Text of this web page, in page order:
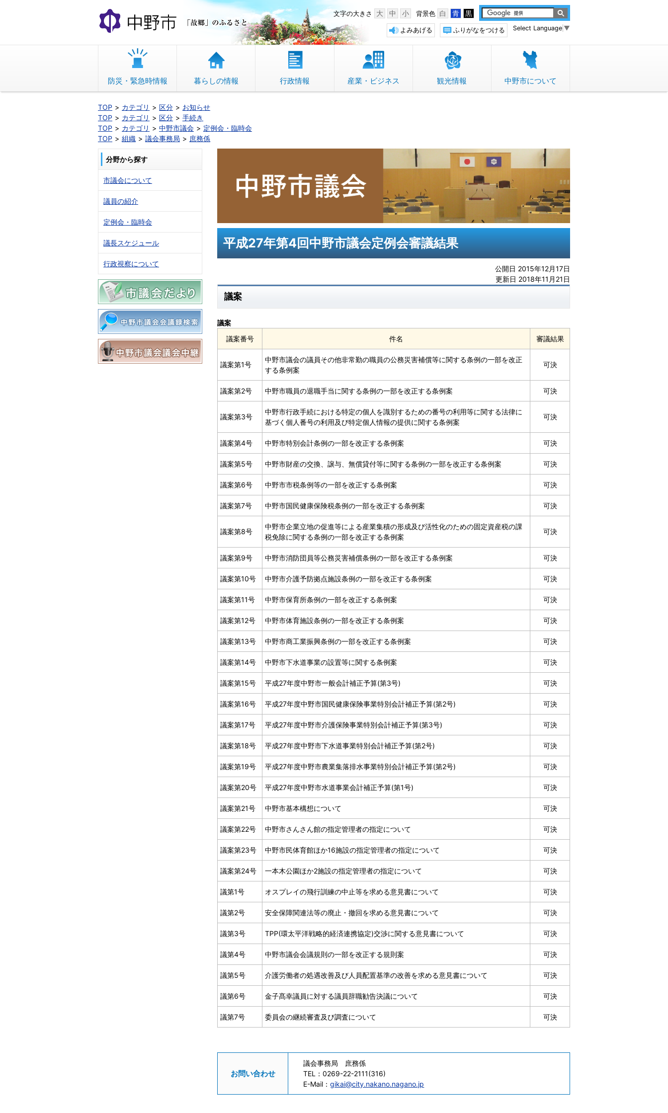
文
へ
動
中野市 「故郷」のふるさと 背景色 白 青 黒
文字の大きさ 大 中 小
Select Language ▼
ふりがなをつける
よみあげる
防災・緊急時情報 暮らしの情報 行政情報 産業・ビジネス 観光情報 中野市について
TOP カテゴリ 区分
お知らせ
TOP
カテゴリ 区分
手続き
TOP
カテゴリ 中野市議会
定例会・臨時会
TOP
組織 議会事務局 庶務係
平成27年第4回中野市議会定例会審議結果
公開日 2015年12月17日
更新日 2018年11月21日
議案
議案番号 件名 審議結果
議案
議案第1号
中野市議会の議員その他非常勤の職員の公務災害補償等に関する条例の一部を改正
する条例案
可決
議案第2号 中野市職員の退職手当に関する条例の一部を改正する条例案 可決
議案第3号
中野市行政手続における特定の個人を識別するための番号の利用等に関する法律に
基づく個人番号の利用及び特定個人情報の提供に関する条例案
可決
議案第4号 中野市特別会計条例の一部を改正する条例案 可決
議案第5号 中野市財産の交換、譲与、無償貸付等に関する条例の一部を改正する条例案 可決
議案第6号 中野市市税条例等の一部を改正する条例案 可決
議案第7号 中野市国民健康保険税条例の一部を改正する条例案 可決
議案第8号
中野市企業立地の促進等による産業集積の形成及び活性化のための固定資産税の課
税免除に関する条例の一部を改正する条例案
可決
議案第9号 中野市消防団員等公務災害補償条例の一部を改正する条例案 可決
議案第10号 中野市介護予防拠点施設条例の一部を改正する条例案 可決
議案第11号 中野市保育所条例の一部を改正する条例案 可決
議案第12号 中野市体育施設条例の一部を改正する条例案 可決
議案第13号 中野市商工業振興条例の一部を改正する条例案 可決
議案第14号 中野市下水道事業の設置等に関する条例案 可決
議案第15号 平成27年度中野市一般会計補正予算(第3号) 可決
議案第16号 平成27年度中野市国民健康保険事業特別会計補正予算(第2号) 可決
議案第17号 平成27年度中野市介護保険事業特別会計補正予算(第3号) 可決
議案第18号 平成27年度中野市下水道事業特別会計補正予算(第2号) 可決
議案第19号 平成27年度中野市農業集落排水事業特別会計補正予算(第2号) 可決
議案第20号 平成27年度中野市水道事業会計補正予算(第1号) 可決
議案第21号 中野市基本構想について 可決
議案第22号 中野市さんさん館の指定管理者の指定について 可決
議案第23号 中野市民体育館ほか16施設の指定管理者の指定について 可決
議案第24号 一本木公園ほか2施設の指定管理者の指定について 可決
議第1号 オスプレイの飛行訓練の中止等を求める意見書について 可決
議第2号 安全保障関連法等の廃止・撤回を求める意見書について 可決
議第3号 TPP(環太平洋戦略的経済連携協定)交渉に関する意見書について 可決
議第4号 中野市議会会議規則の一部を改正する規則案 可決
議第5号 介護労働者の処遇改善及び人員配置基準の改善を求める意見書について 可決
議第6号 金子髙幸議員に対する議員辞職勧告決議について 可決
議第7号 委員会の継続審査及び調査について 可決
お問い合わせ
議会事務局 庶務係
TEL：0269-22-2111(316)
E-Mail：gikai@city.nakano.nagano.jp
分野から探す
市議会について
議員の紹介
定例会・臨時会
議長スケジュール
行政視察について